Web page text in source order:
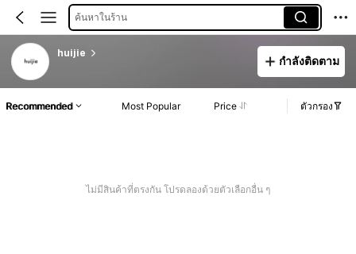
ค้นหาในร้าน
huijie
กำลังติดตาม
Recommended Most Popular Price ตัวกรอง
ไม่มีสินค้าที่ตรงกัน โปรดลองด้วยตัวเลือกอื่น ๆ